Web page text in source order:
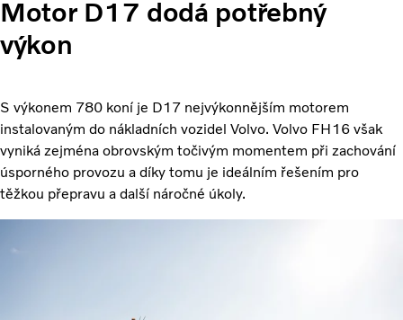
Motor D17 dodá potřebný
výkon
S výkonem 780 koní je D17 nejvýkonnějším motorem
instalovaným do nákladních vozidel Volvo. Volvo FH16 však
vyniká zejména obrovským točivým momentem při zachování
úsporného provozu a díky tomu je ideálním řešením pro
těžkou přepravu a další náročné úkoly.